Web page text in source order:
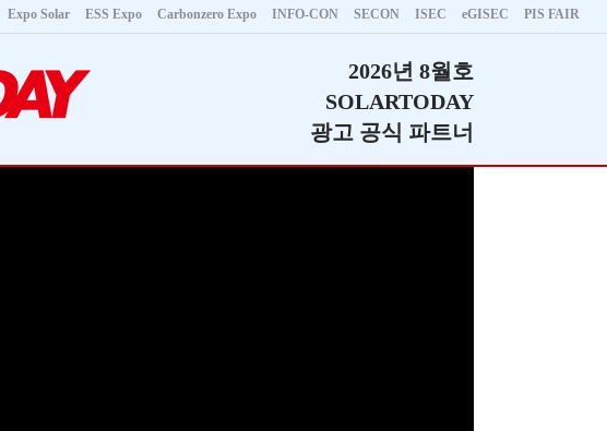
Expo Solar ESS Expo Carbonzero Expo INFO-CON SECON ISEC eGISEC PIS FAIR
2026년 8월호
SOLARTODAY
광고 공식 파트너